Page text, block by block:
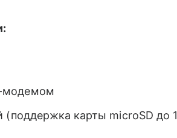
модемом
(поддержка карты microSD до 1